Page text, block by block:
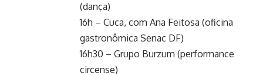
(dança)
16h – Cuca, com Ana Feitosa (oficina
gastronômica Senac DF)
16h30 – Grupo Burzum (performance
circense)